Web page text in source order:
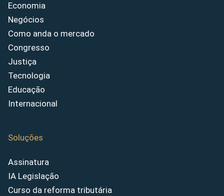
Economia
Negócios
Como anda o mercado
Congresso
Justiça
Tecnologia
Educação
Internacional
Soluções
Assinatura
IA Legislação
Curso da reforma tributária